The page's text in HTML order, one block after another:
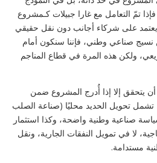
تمّ التعامل مع غارا جبيلات كـمشروع
على شركاء أجانب دون نقل حقيقي
نسيج صناعي وطني، فإننا سنكون أمام
ولكن هذه المرة في قطاع المناجم
أن يتحقق إلا إذا أُدرج المشروع ضمن
تحويل الحديد محليًا (صناعة الصلب
صناعية وطنية واضحة، وكذا استثمار
لا في تمويل النفقات الجارية، ونقل
مستدامة.